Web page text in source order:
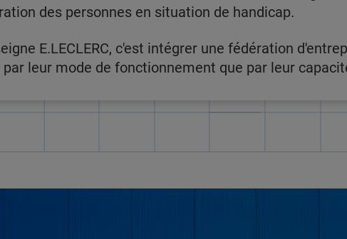
des personnes en situation de handicap.
E.LECLERC, c'est intégrer une fédération
leur mode de fonctionnement que par leur